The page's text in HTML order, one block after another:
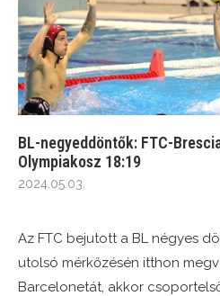
BL-negyeddöntők: FTC-
Olympiakosz 18:19
2024.05.03.
Az FTC bejutott a BL négyes
utolsó mérkőzésén itthon
Barcelonetát, akkor